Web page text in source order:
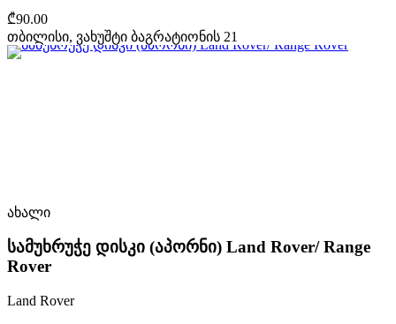
₾90.00
თბილისი, ვახუშტი ბაგრატიონის 21
ახალი
სამუხრუჭე დისკი (აპორნი) Land Rover/ Range
Rover
Land Rover